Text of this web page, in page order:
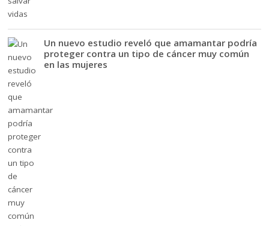
Un nuevo estudio reveló que amamantar podría
proteger contra un tipo de cáncer muy común
en las mujeres